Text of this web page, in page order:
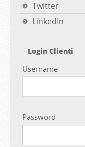
Twitter
LinkedIn
Login Clienti
Username
Password